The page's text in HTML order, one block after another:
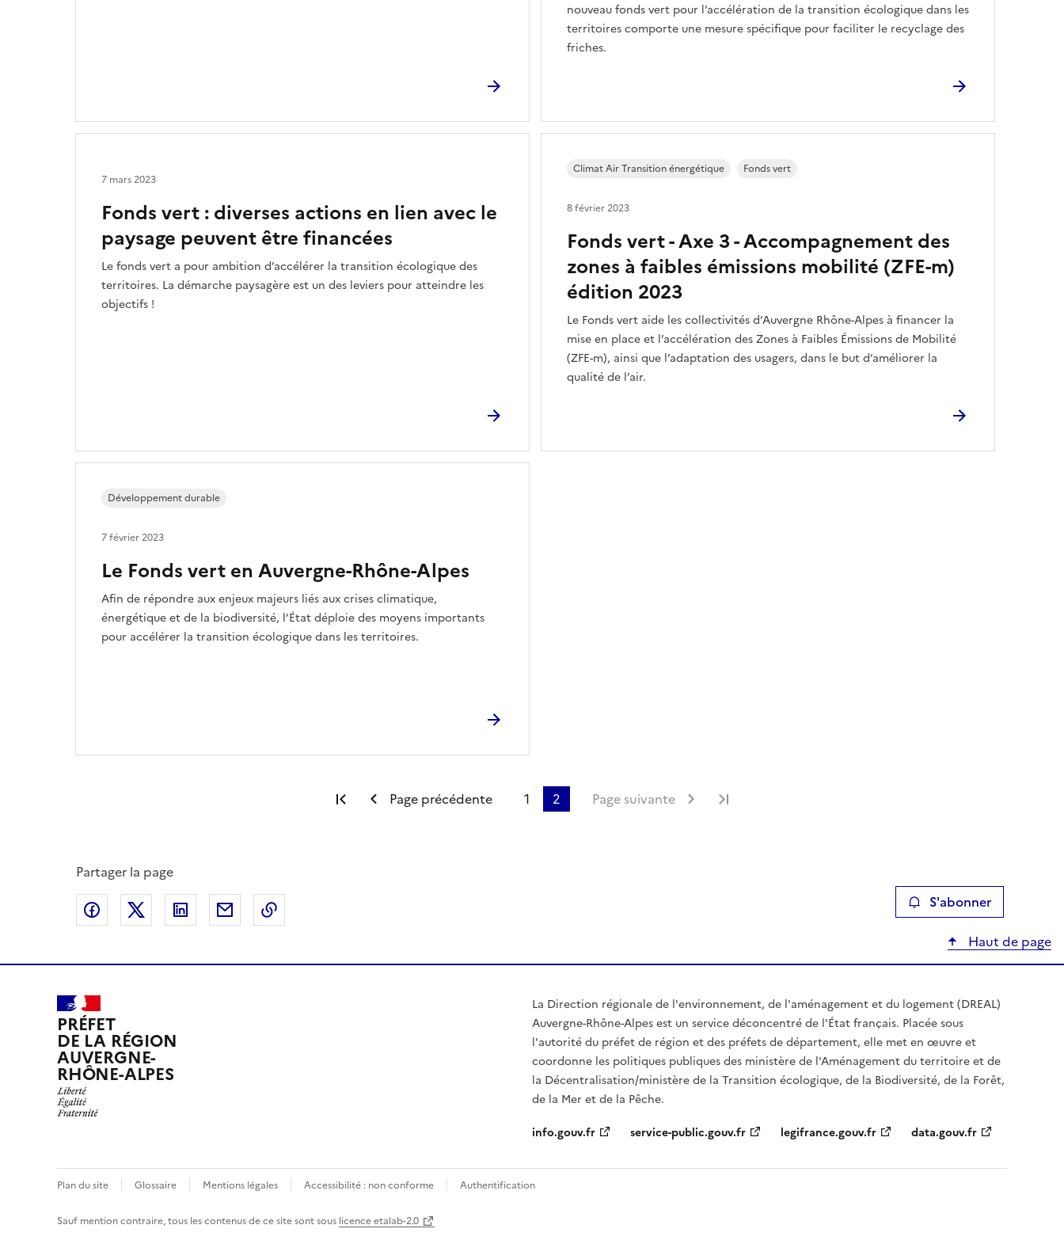
nouveau fonds vert pour l’accélération de la transition écologique dans les
territoires comporte une mesure spécifique pour faciliter le recyclage des
friches.
Fonds vert : diverses actions en lien avec le
paysage peuvent être financées
Le fonds vert a pour ambition d’accélérer la transition écologique des
territoires. La démarche paysagère est un des leviers pour atteindre les
objectifs !
7 mars 2023
Fonds vert - Axe 3 - Accompagnement des
zones à faibles émissions mobilité (ZFE-m)
édition 2023
Le Fonds vert aide les collectivités d’Auvergne Rhône-Alpes à financer la
mise en place et l’accélération des Zones à Faibles Émissions de Mobilité
(ZFE-m), ainsi que l’adaptation des usagers, dans le but d’améliorer la
qualité de l’air.
Climat Air Transition énergétique Fonds vert
8 février 2023
Le Fonds vert en Auvergne-Rhône-Alpes
Afin de répondre aux enjeux majeurs liés aux crises climatique,
énergétique et de la biodiversité, l’État déploie des moyens importants
pour accélérer la transition écologique dans les territoires.
Développement durable
7 février 2023
Première page
Page précédente 1 2 Page suivante
Partager la page
Partager sur Facebook
Partager sur XPartager sur LinkedIn
Partager par email S'abonner
Haut de page
PRÉFET
DE LA RÉGION
AUVERGNE-
RHÔNE-ALPES
La Direction régionale de l'environnement, de l'aménagement et du logement (DREAL)
Auvergne-Rhône-Alpes est un service déconcentré de l'État français. Placée sous
l'autorité du préfet de région et des préfets de département, elle met en œuvre et
coordonne les politiques publiques des ministère de l'Aménagement du territoire et de
la Décentralisation/ministère de la Transition écologique, de la Biodiversité, de la Forêt,
de la Mer et de la Pêche.
info.gouv.fr
service-public.gouv.fr legifrance.gouv.fr data.gouv.fr
Plan du site Glossaire Mentions légales Accessibilité : non conforme Authentification
Sauf mention contraire, tous les contenus de ce site sont sous licence etalab-2.0